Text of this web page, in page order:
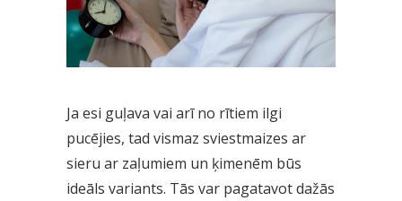
Ja esi guļava vai arī no rītiem ilgi
pucējies, tad vismaz sviestmaizes ar
sieru ar zaļumiem un ķimenēm būs
ideāls variants. Tās var pagatavot dažās